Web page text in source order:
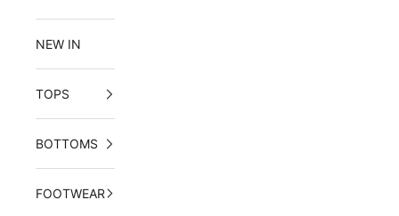
NEW IN
TOPS
BOTTOMS
FOOTWEAR